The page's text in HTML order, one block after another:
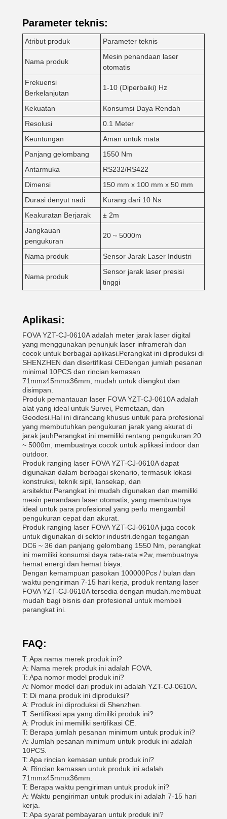
Parameter teknis:
Atribut produk Parameter teknis
Nama produk
Mesin penandaan laser
otomatis
Frekuensi
Berkelanjutan
1-10 (Diperbaiki) Hz
Kekuatan
Konsumsi Daya Rendah
Resolusi
0.1 Meter
Keuntungan
Aman untuk mata
Panjang gelombang
1550 Nm
Antarmuka
RS232/RS422
Dimensi
150 mm x 100 mm x 50 mm
Durasi denyut nadi
Kurang dari 10 Ns
Keakuratan Berjarak
± 2m
Jangkauan
pengukuran
20 ~ 5000m
Nama produk Sensor Jarak Laser Industri
Nama produk
Sensor jarak laser presisi
tinggi
Aplikasi:
FOVA YZT-CJ-0610A adalah meter jarak laser digital
yang menggunakan penunjuk laser inframerah dan
cocok untuk berbagai aplikasi.Perangkat ini diproduksi di
SHENZHEN dan disertifikasi CEDengan jumlah pesanan
minimal 10PCS dan rincian kemasan
71mmx45mmx36mm, mudah untuk diangkut dan
disimpan.
Produk pemantauan laser FOVA YZT-CJ-0610A adalah
alat yang ideal untuk Survei, Pemetaan, dan
Geodesi.Hal ini dirancang khusus untuk para profesional
yang membutuhkan pengukuran jarak yang akurat di
jarak jauhPerangkat ini memiliki rentang pengukuran 20
~ 5000m, membuatnya cocok untuk aplikasi indoor dan
outdoor.
Produk ranging laser FOVA YZT-CJ-0610A dapat
digunakan dalam berbagai skenario, termasuk lokasi
konstruksi, teknik sipil, lansekap, dan
arsitektur.Perangkat ini mudah digunakan dan memiliki
mesin penandaan laser otomatis, yang membuatnya
ideal untuk para profesional yang perlu mengambil
pengukuran cepat dan akurat.
Produk ranging laser FOVA YZT-CJ-0610A juga cocok
untuk digunakan di sektor industri.dengan tegangan
DC6 ~ 36 dan panjang gelombang 1550 Nm, perangkat
ini memiliki konsumsi daya rata-rata ≤2w, membuatnya
hemat energi dan hemat biaya.
Dengan kemampuan pasokan 100000Pcs / bulan dan
waktu pengiriman 7-15 hari kerja, produk rentang laser
FOVA YZT-CJ-0610A tersedia dengan mudah.membuat
mudah bagi bisnis dan profesional untuk membeli
perangkat ini.
FAQ:
T: Apa nama merek produk ini?
A: Nama merek produk ini adalah FOVA.
T: Apa nomor model produk ini?
A: Nomor model dari produk ini adalah YZT-CJ-0610A.
T: Di mana produk ini diproduksi?
A: Produk ini diproduksi di Shenzhen.
T: Sertifikasi apa yang dimiliki produk ini?
A: Produk ini memiliki sertifikasi CE.
T: Berapa jumlah pesanan minimum untuk produk ini?
A: Jumlah pesanan minimum untuk produk ini adalah
10PCS.
T: Apa rincian kemasan untuk produk ini?
A: Rincian kemasan untuk produk ini adalah
71mmx45mmx36mm.
T: Berapa waktu pengiriman untuk produk ini?
A: Waktu pengiriman untuk produk ini adalah 7-15 hari
kerja.
T: Apa syarat pembayaran untuk produk ini?